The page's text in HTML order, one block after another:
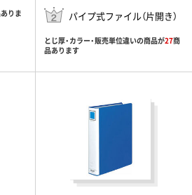
りま
パイプ式ファイル（片開き）
とじ厚・カラー・販売単位違いの商品が27商
品あります